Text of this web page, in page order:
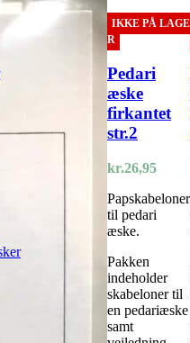
IKKE PÅ LAGE
R
Pedari
æske
firkantet
str.2
kr.26,95
Papskabeloner
til pedari
æske.
Pakken
indeholder
skabeloner til
en pedariæske
samt